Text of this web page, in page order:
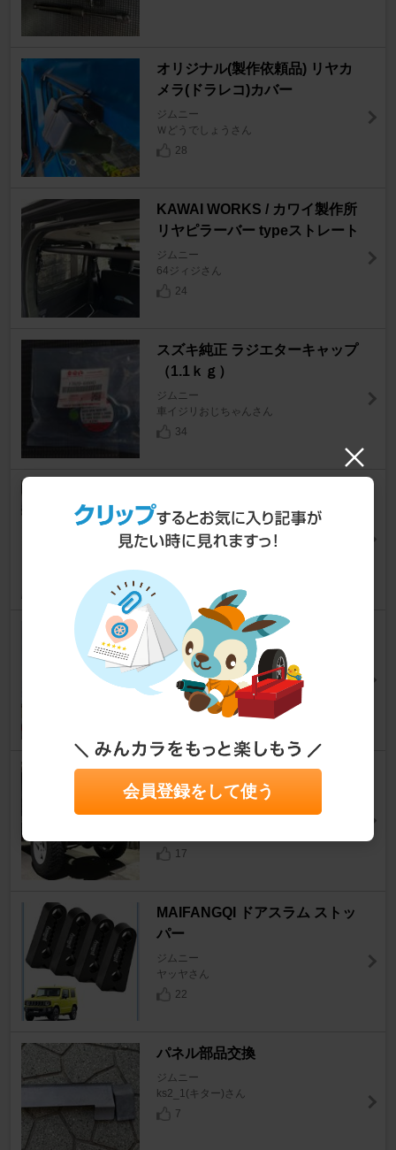
オリジナル(製作依頼品) リヤカ
メラ(ドラレコ)カバー
ジムニー
Ｗどうでしょうさん
28
KAWAI WORKS / カワイ製作所
リヤピラーバー typeストレート
ジムニー
64ジィジさん
24
スズキ純正 ラジエターキャップ
（1.1ｋｇ）
ジムニー
車イジリおじちゃんさん
34
ジムニー
10
ショウワガレージ スペアタイヤ
移動ブラケット
ジムニー
Atttさん
APIO タクティカル リアランプ
ボックス
ジムニー
17
MAIFANGQI ドアスラム ストッ
パー
ジムニー
ヤッヤさん
22
パネル部品交換
ジムニー
ks2_1(キター)さん
7
会員登録をして使う